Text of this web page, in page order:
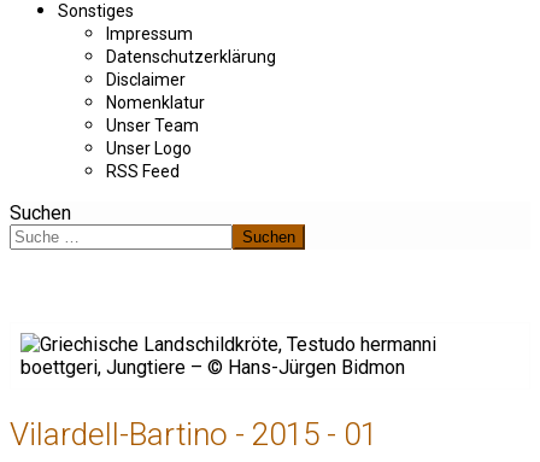
Sonstiges
Impressum
Datenschutzerklärung
Disclaimer
Nomenklatur
Unser Team
Unser Logo
RSS Feed
Suchen
Suchen
Vilardell-Bartino - 2015 - 01